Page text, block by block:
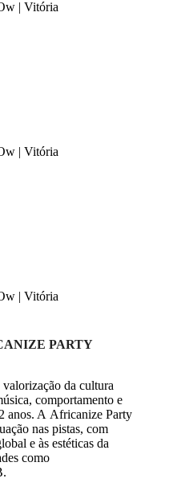
| Vitória
| Vitória
| Vitória
PARTY
da cultura
comportamento e
anos. A Africanize Party
nas pistas, com
e às estéticas da
como